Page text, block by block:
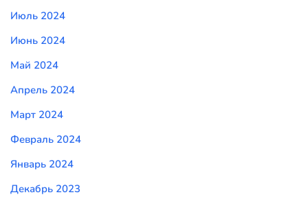
Июль 2024
Июнь 2024
Май 2024
Апрель 2024
Март 2024
Февраль 2024
Январь 2024
Декабрь 2023